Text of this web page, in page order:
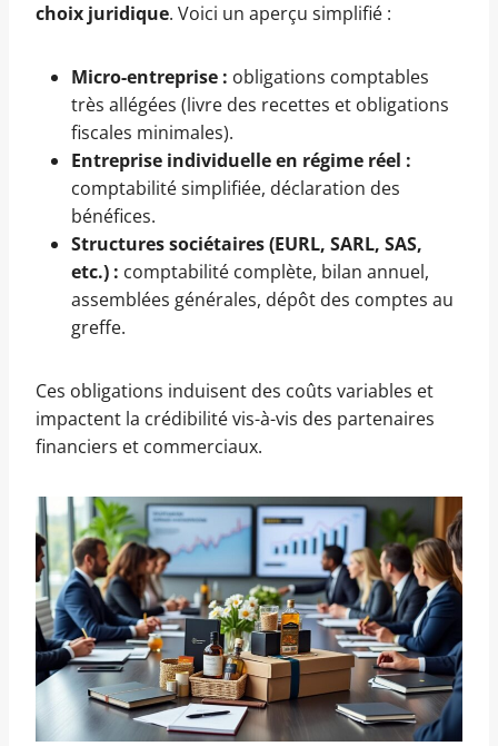
choix juridique. Voici un aperçu simplifié :
Micro-entreprise : obligations comptables
très allégées (livre des recettes et obligations
fiscales minimales).
Entreprise individuelle en régime réel :
comptabilité simplifiée, déclaration des
bénéfices.
Structures sociétaires (EURL, SARL, SAS,
etc.) : comptabilité complète, bilan annuel,
assemblées générales, dépôt des comptes au
greffe.
Ces obligations induisent des coûts variables et
impactent la crédibilité vis-à-vis des partenaires
financiers et commerciaux.